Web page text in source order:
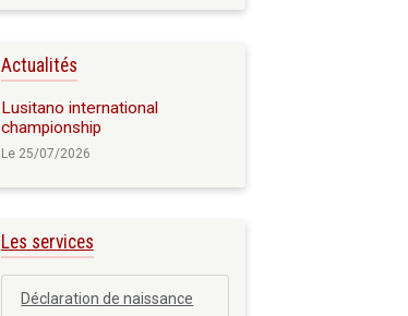
Actualités
Lusitano international
championship
Le 25/07/2026
Les services
Déclaration de naissance